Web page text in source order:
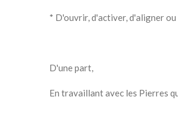
* D'ouvrir, d'activer, d'aligner
D'une part,
En travaillant avec les Pierres